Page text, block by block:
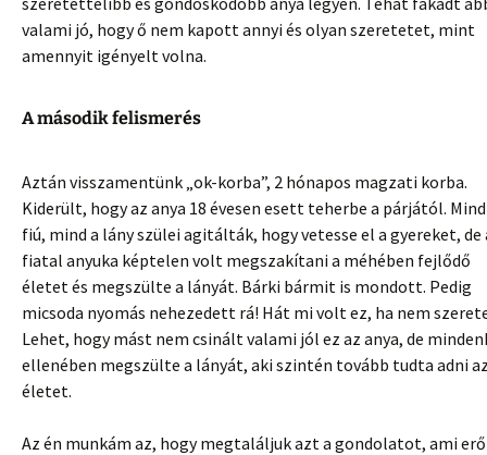
valami jó, hogy ő nem kapott annyi és olyan szeretetet, mint
amennyit igényelt volna.
A második felismerés
Aztán visszamentünk „ok-korba”, 2 hónapos magzati korba.
Kiderült, hogy az anya 18 évesen esett teherbe a párjától.
fiú, mind a lány szülei agitálták, hogy vetesse el a gyereket, de
fiatal anyuka képtelen volt megszakítani a méhében fejlődő
életet és megszülte a lányát. Bárki bármit is mondott. Pedig
micsoda nyomás nehezedett rá! Hát mi volt ez, ha nem
Lehet, hogy mást nem csinált valami jól ez az anya, de
ellenében megszülte a lányát, aki szintén tovább tudta adni
életet.
Az én munkám az, hogy megtaláljuk azt a gondolatot, ami